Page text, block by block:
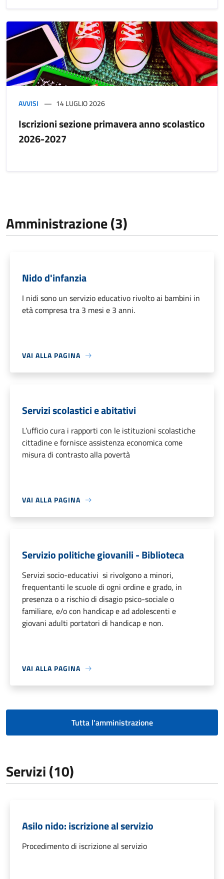
AVVISI 14 LUGLIO 2026
Iscrizioni sezione primavera anno scolastico
2026-2027
Amministrazione (3)
Nido d'infanzia
I nidi sono un servizio educativo rivolto ai bambini in
età compresa tra 3 mesi e 3 anni.
VAI ALLA PAGINA
Servizi scolastici e abitativi
L’ufficio cura i rapporti con le istituzioni scolastiche
cittadine e fornisce assistenza economica come
misura di contrasto alla povertà
VAI ALLA PAGINA
Servizio politiche giovanili - Biblioteca
Servizi socio-educativi si rivolgono a minori,
frequentanti le scuole di ogni ordine e grado, in
presenza o a rischio di disagio psico-sociale o
familiare, e/o con handicap e ad adolescenti e
giovani adulti portatori di handicap e non.
VAI ALLA PAGINA
Tutta l'amministrazione
Servizi (10)
Asilo nido: iscrizione al servizio
Procedimento di iscrizione al servizio